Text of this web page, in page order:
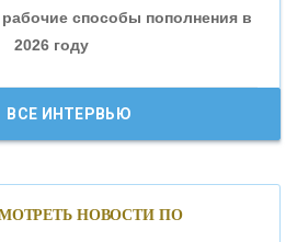
БАНК»
способы пополнения в
2026 году
ВСЕ ИНТЕРВЬЮ
НОВОСТИ ПО